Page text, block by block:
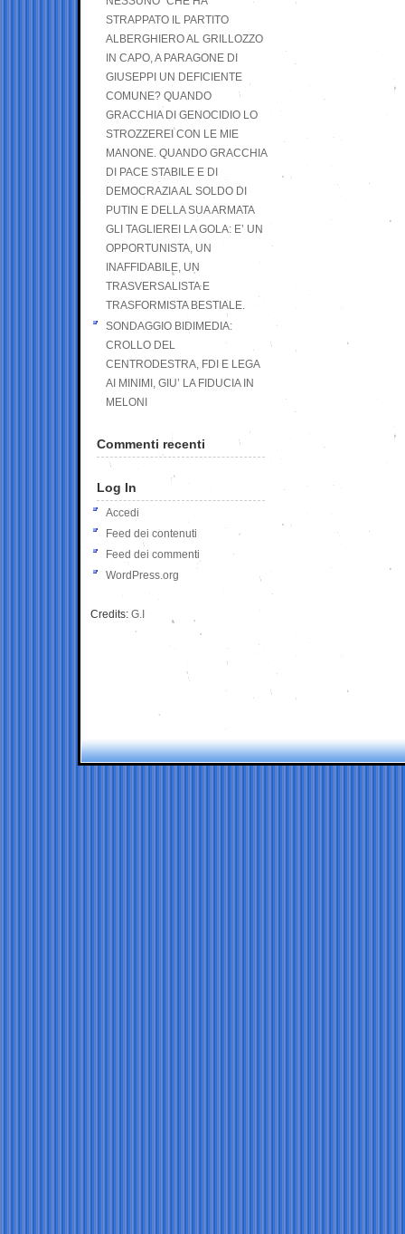
STRAPPATO IL PARTITO
ALBERGHIERO AL GRILLOZZO
IN CAPO, A PARAGONE DI
GIUSEPPI UN DEFICIENTE
COMUNE? QUANDO
GRACCHIA DI GENOCIDIO LO
STROZZEREI CON LE MIE
MANONE. QUANDO GRACCHIA
DI PACE STABILE E DI
DEMOCRAZIA AL SOLDO DI
PUTIN E DELLA SUA ARMATA
GLI TAGLIEREI LA GOLA: E’ UN
OPPORTUNISTA, UN
INAFFIDABILE, UN
TRASVERSALISTA E
TRASFORMISTA BESTIALE.
SONDAGGIO BIDIMEDIA:
CROLLO DEL
CENTRODESTRA, FDI E LEGA
AI MINIMI, GIU’ LA FIDUCIA IN
MELONI
Commenti recenti
Log In
Accedi
Feed dei contenuti
Feed dei commenti
WordPress.org
Credits: G.I